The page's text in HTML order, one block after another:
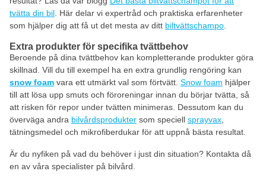
tvätta din bil . Här delar vi expertråd och praktiska erfarenheter
som hjälper dig att få ut det mesta av ditt biltvättschampo
Extra produkter för specifika tvättbehov
Beroende på dina tvättbehov kan kompletterande produkter göra
skillnad. Vill du till exempel ha en extra grundlig rengöring kan
snow foam vara ett utmärkt val som förtvätt. Snow foam hjälper
till att lösa upp smuts och föroreningar innan du börjar tvätta, så
att risken för repor under tvätten minimeras. Dessutom kan du
överväga andra bilvårdsprodukter som speciell sprayvax
tätningsmedel och mikrofiberdukar för att uppnå bästa resultat.
Är du nyfiken på vad du behöver i just din situation? Kontakta då
en av våra specialister på bilvård.